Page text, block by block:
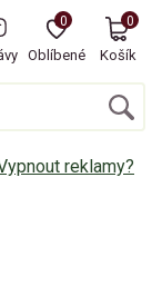
Oblíbené
0
Košík
0
reklamy?